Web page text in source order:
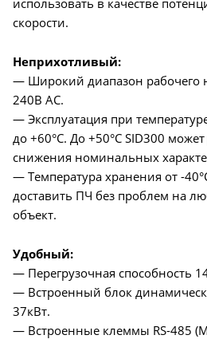
использовать в качестве
скорости.
Неприхотливый:
— Широкий диапазон рабочего
240В AC.
— Эксплуатация при
до +60°C. До +50°C SID300
снижения номинальных
— Температура хранения от -
доставить ПЧ без проблем на
объект.
Удобный:
— Перегрузочная способность
— Встроенный блок
37кВт.
— Встроенные клеммы RS-485